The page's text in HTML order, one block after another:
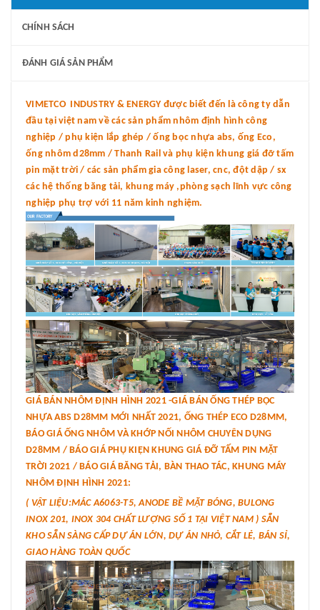
CHÍNH SÁCH
ĐÁNH GIÁ SẢN PHẨM
VIMETCO INDUSTRY & ENERGY được biết đến là công ty dẫn
đầu tại việt nam về các sản phẩm nhôm định hình công
nghiệp / phụ kiện lắp ghép / ống bọc nhựa abs, ống Eco,
ống nhôm d28mm / Thanh Rail và phụ kiện khung giá đỡ tấm
pin mặt trời / các sản phẩm gia công laser, cnc, đột dập / sx
các hệ thống băng tải, khung máy ,phòng sạch lĩnh vực công
nghiệp phụ trợ với 11 năm kinh nghiệm.
GIÁ BÁN NHÔM ĐỊNH HÌNH 2021 -GIÁ BÁN ỐNG THÉP BỌC
NHỰA ABS D28MM MỚI NHẤT 2021, ỐNG THÉP ECO D28MM,
BÁO GIÁ ỐNG NHÔM VÀ KHỚP NỐI NHÔM CHUYÊN DỤNG
D28MM / BÁO GIÁ PHỤ KIỆN KHUNG GIÁ ĐỠ TẤM PIN MẶT
TRỜI 2021 / BÁO GIÁ BĂNG TẢI, BÀN THAO TÁC, KHUNG MÁY
NHÔM ĐỊNH HÌNH 2021:
( VẬT LIỆU:MÁC A6063-T5, ANODE BỀ MẶT BÓNG, BULONG
INOX 201, INOX 304 CHẤT LƯỢNG SỐ 1 TẠI VIỆT NAM ) SẴN
KHO SẴN SÀNG CẤP DỰ ÁN LỚN, DỰ ÁN NHỎ, CẮT LẺ, BÁN SỈ,
GIAO HÀNG TOÀN QUỐC